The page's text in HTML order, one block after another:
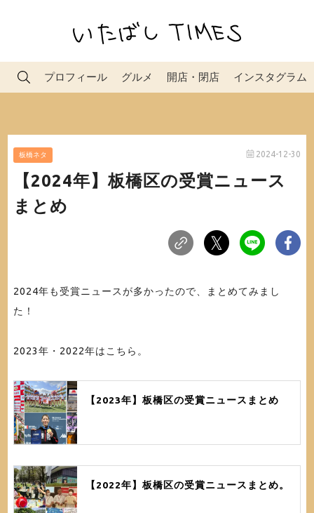
プロフィール グルメ 開店・閉店 インスタグラム
板橋ネタ 2024-12-30
【2024年】板橋区の受賞ニュース
まとめ
2024年も受賞ニュースが多かったので、まとめてみまし
た！
2023年・2022年はこちら。
【2023年】板橋区の受賞ニュースまとめ
【2022年】板橋区の受賞ニュースまとめ。